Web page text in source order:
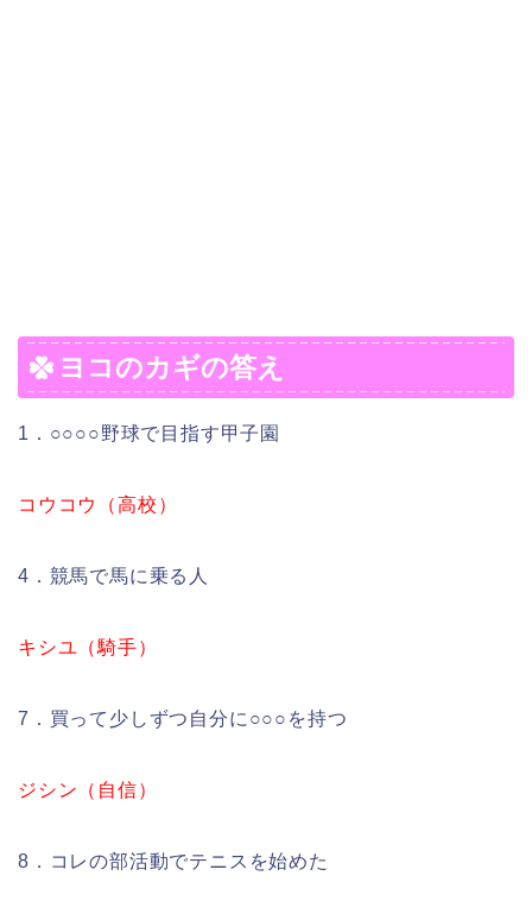
ヨコのカギの答え
1．○○○○野球で目指す甲子園
コウコウ（高校）
4．競馬で馬に乗る人
キシユ（騎手）
7．買って少しずつ自分に○○○を持つ
ジシン（自信）
8．コレの部活動でテニスを始めた